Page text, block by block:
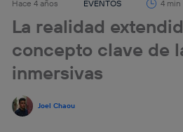
Hace 4 años EVENTOS 4 min
La realidad
concepto clave de
inmersivas
Joel Chaou